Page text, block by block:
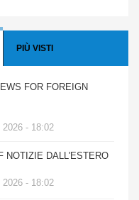
PIÙ VISTI
FOR FOREIGN
2026 - 18:02
NOTIZIE DALL'ESTERO
2026 - 18:02